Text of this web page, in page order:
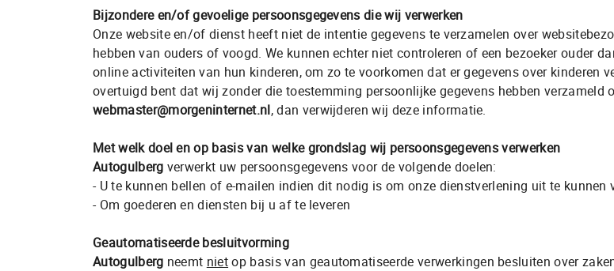
+31 492 - 72 95 90
Adres
Bosbeemd 1
5741TR Beek en Donk
Bijzondere en/of gevoelige persoonsgegevens die wij verwerken
Onze website en/of dienst heeft niet de intentie gegevens te verzamelen over
hebben van ouders of voogd. We kunnen echter niet controleren of een bezoeker ouder
online activiteiten van hun kinderen, om zo te voorkomen dat er gegevens over kinderen
overtuigd bent dat wij zonder die toestemming persoonlijke gegevens hebben verzameld
webmaster@morgeninternet.nl, dan verwijderen wij deze informatie.
Met welk doel en op basis van welke grondslag wij persoonsgegevens verwerken
Autogulberg verwerkt uw persoonsgegevens voor de volgende doelen:
- U te kunnen bellen of e-mailen indien dit nodig is om onze dienstverlening uit te kunnen
- Om goederen en diensten bij u af te leveren
Geautomatiseerde besluitvorming
Autogulberg neemt nietop basis van geautomatiseerde verwerkingen besluiten over